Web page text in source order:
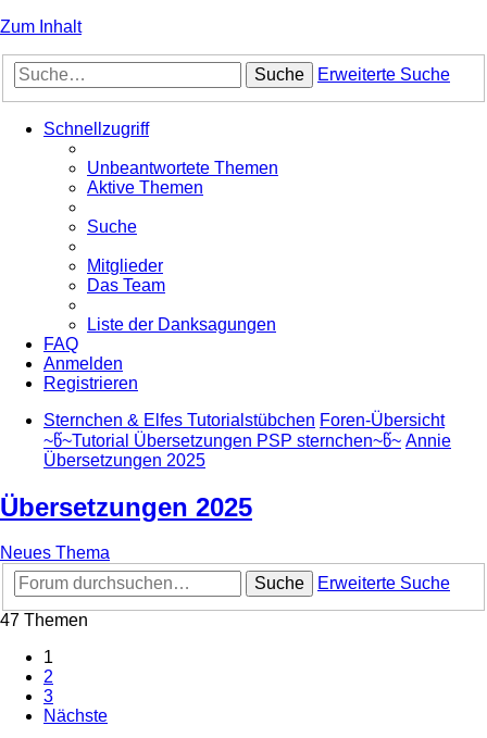
Zum Inhalt
Suche Erweiterte Suche
Schnellzugriff
Unbeantwortete Themen
Aktive Themen
Suche
Mitglieder
Das Team
Liste der Danksagungen
FAQ
Anmelden
Registrieren
Sternchen & Elfes Tutorialstübchen Foren-Übersicht
~წ~Tutorial Übersetzungen PSP sternchen~წ~ Annie
Übersetzungen 2025
Übersetzungen 2025
Neues Thema
Suche
Erweiterte Suche
47 Themen
1
2
3
Nächste